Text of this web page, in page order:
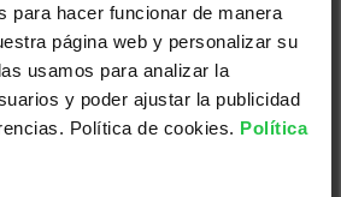
para hacer funcionar de manera
página web y personalizar su
usamos para analizar la
y poder ajustar la publicidad
Política de cookies. Política